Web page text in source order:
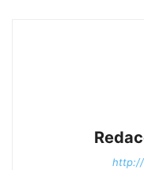
http://